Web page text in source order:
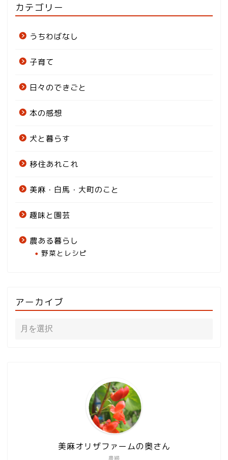
カテゴリー
うちわばなし
子育て
日々のできごと
本の感想
犬と暮らす
移住あれこれ
美麻・白馬・大町のこと
趣味と園芸
農ある暮らし
野菜とレシピ
アーカイブ
農婦
美麻オリザファームの奥さん